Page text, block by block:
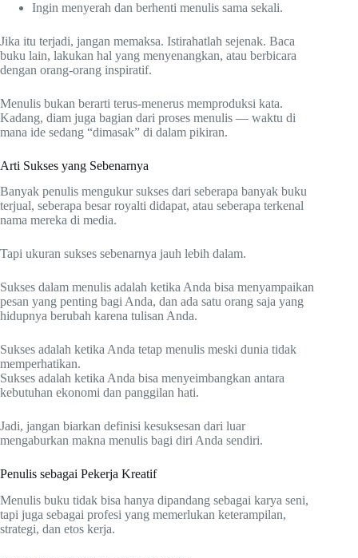
Ingin menyerah dan berhenti menulis sama sekali.
Jika itu terjadi, jangan memaksa. Istirahatlah sejenak. Baca
buku lain, lakukan hal yang menyenangkan, atau berbicara
dengan orang-orang inspiratif.
Menulis bukan berarti terus-menerus memproduksi kata.
Kadang, diam juga bagian dari proses menulis — waktu di
mana ide sedang “dimasak” di dalam pikiran.
Arti Sukses yang Sebenarnya
Banyak penulis mengukur sukses dari seberapa banyak buku
terjual, seberapa besar royalti didapat, atau seberapa terkenal
nama mereka di media.
Tapi ukuran sukses sebenarnya jauh lebih dalam.
Sukses dalam menulis adalah ketika Anda bisa menyampaikan
pesan yang penting bagi Anda, dan ada satu orang saja yang
hidupnya berubah karena tulisan Anda.
Sukses adalah ketika Anda tetap menulis meski dunia tidak
memperhatikan.
Sukses adalah ketika Anda bisa menyeimbangkan antara
kebutuhan ekonomi dan panggilan hati.
Jadi, jangan biarkan definisi kesuksesan dari luar
mengaburkan makna menulis bagi diri Anda sendiri.
Penulis sebagai Pekerja Kreatif
Menulis buku tidak bisa hanya dipandang sebagai karya seni,
tapi juga sebagai profesi yang memerlukan keterampilan,
strategi, dan etos kerja.